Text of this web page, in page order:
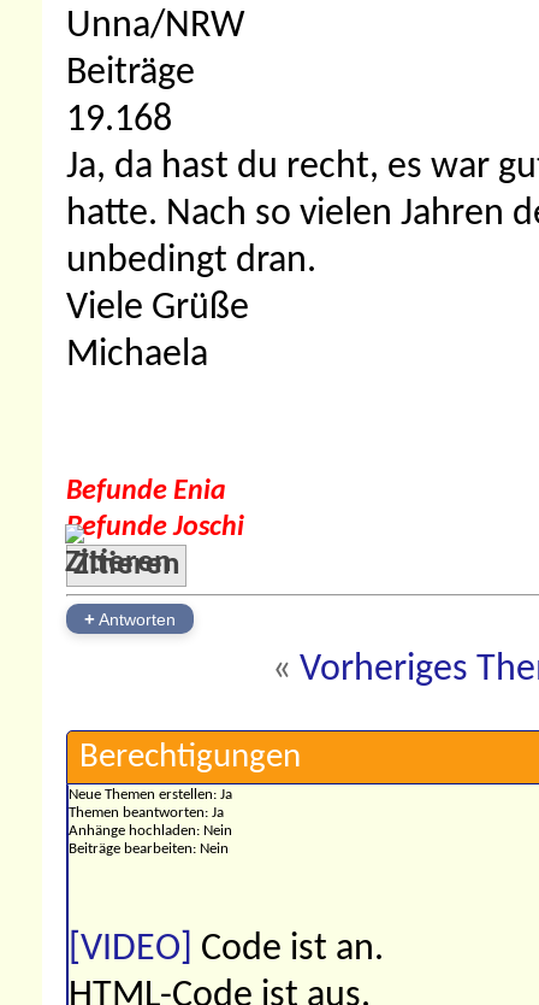
Unna/NRW
Beiträge
19.168
Ja, da hast du recht, es war
hatte. Nach so vielen Jahren
unbedingt dran.
Viele Grüße
Michaela
Befunde Enia
Befunde Joschi
Zitieren
+Antworten
« Vorheriges
Berechtigungen
Neue Themen erstellen: Ja
Themen beantworten: Ja
Anhänge hochladen: Nein
Beiträge bearbeiten: Nein
[VIDEO] Code ist an.
HTML-Code ist aus.